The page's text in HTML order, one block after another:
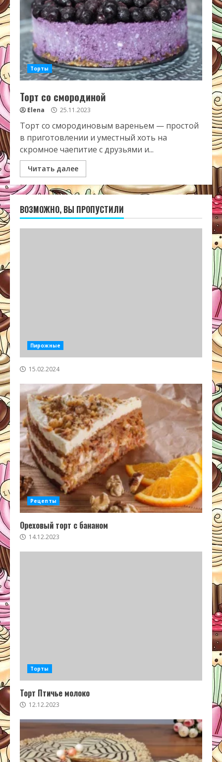
Торты
Торт со смородиной
Elena 25.11.2023
Торт со смородиновым вареньем — простой
в приготовлении и уместный хоть на
скромное чаепитие с друзьями и...
Читать далее
ВОЗМОЖНО, ВЫ ПРОПУСТИЛИ
Пирожные
15.02.2024
Рецепты
Ореховый торт с бананом
14.12.2023
Торты
Торт Птичье молоко
12.12.2023